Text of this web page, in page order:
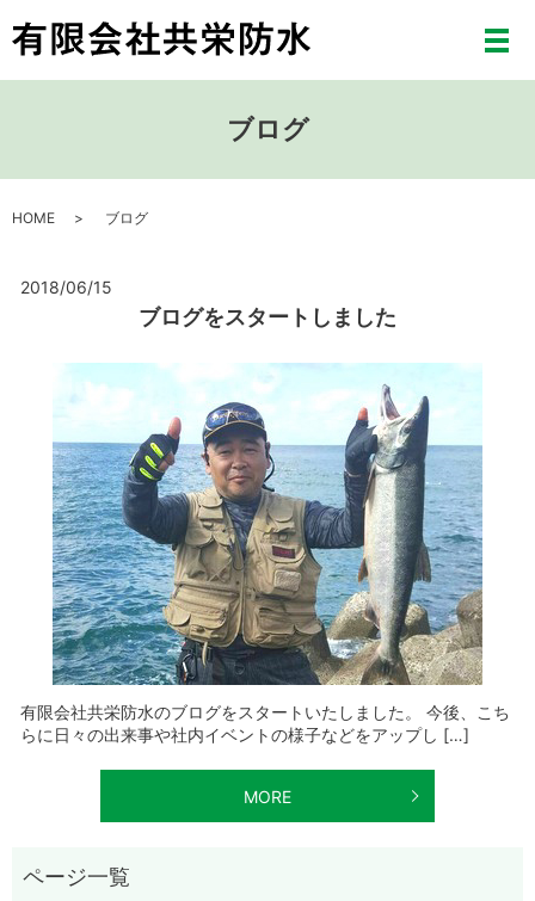
メ
ブログ
HOME ブログ
2018/06/15
ブログをスタートしました
有限会社共栄防水のブログをスタートいたしました。 今後、こち
らに日々の出来事や社内イベントの様子などをアップし […]
MORE